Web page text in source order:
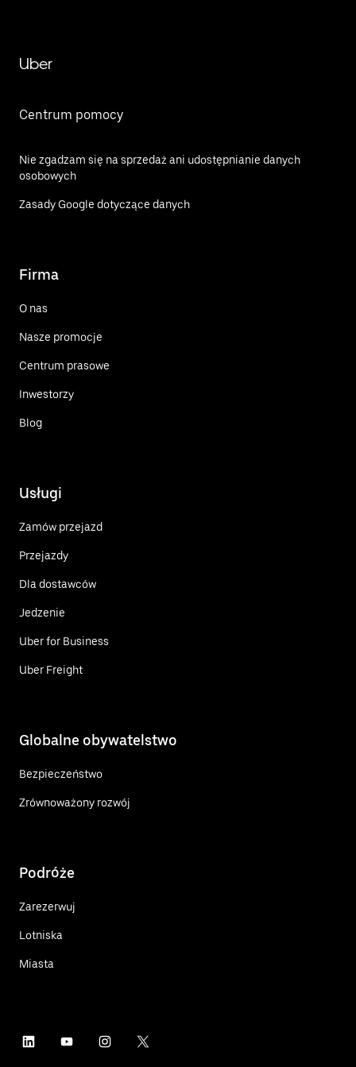
Uber
Centrum pomocy
Nie zgadzam się na sprzedaż ani udostępnianie danych
osobowych
Zasady Google dotyczące danych
Firma
O nas
Nasze promocje
Centrum prasowe
Inwestorzy
Blog
Usługi
Zamów przejazd
Przejazdy
Dla dostawców
Jedzenie
Uber for Business
Uber Freight
Globalne obywatelstwo
Bezpieczeństwo
Zrównoważony rozwój
Podróże
Zarezerwuj
Lotniska
Miasta